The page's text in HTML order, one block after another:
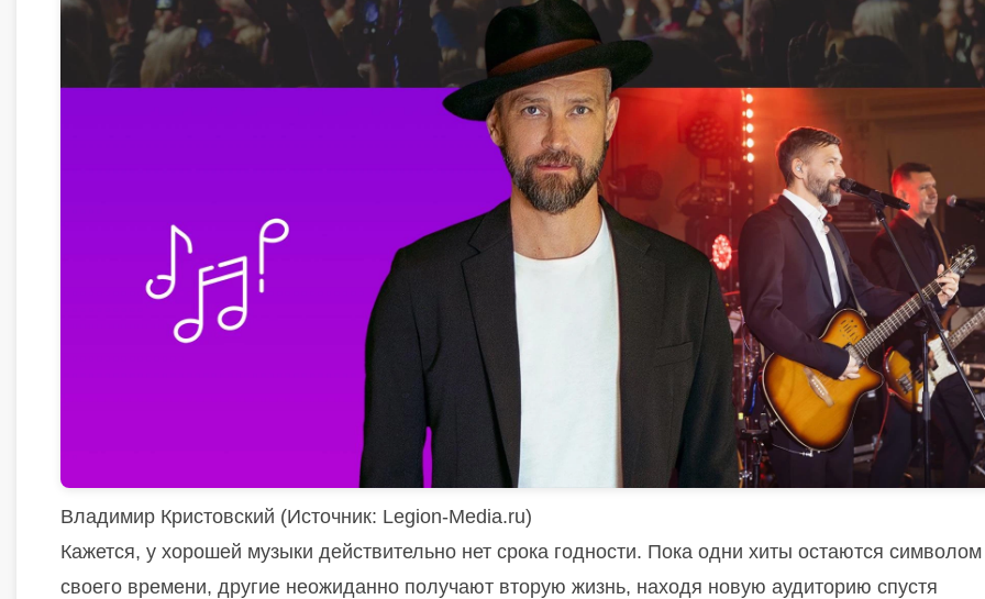
Владимир Кристовский (Источник: Legion-Media.ru)
Кажется, у хорошей музыки действительно нет срока годности. Пока одни хиты остаются символом
своего времени, другие неожиданно получают вторую жизнь, находя новую аудиторию спустя